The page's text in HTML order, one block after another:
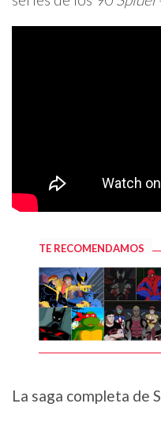
TE RECOMENDAMOS
La saga completa de